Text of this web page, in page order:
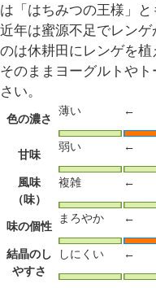
は「はちみつの王様」と
近年は蜜源不足でレン
のは休耕田にレンゲを植
そのままヨーグルトや
さい。
色の濃さ
薄い ←
甘味
弱い ←
風味
（味）
複雑 ←
味の個性
まろやか ←
結晶のし
やすさ
しにくい ←